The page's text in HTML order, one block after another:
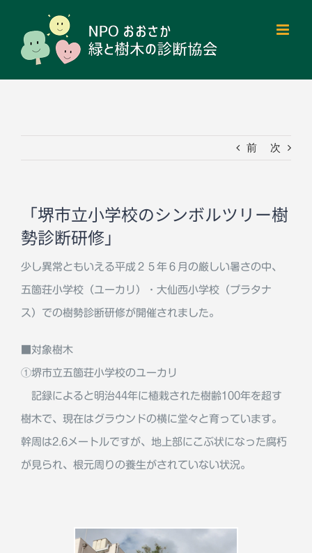
content
前 次
「堺市立小学校のシンボルツリー樹
勢診断研修」
少し異常ともいえる平成２５年６月の厳しい暑さの中、
五箇荘小学校（ユーカリ）・大仙西小学校（プラタナ
ス）での樹勢診断研修が開催されました。
■対象樹木
①堺市立五箇荘小学校のユーカリ
記録によると明治44年に植栽された樹齢100年を超す
樹木で、現在はグラウンドの横に堂々と育っています。
幹周は2.6メートルですが、地上部にこぶ状になった腐朽
が見られ、根元周りの養生がされていない状況。